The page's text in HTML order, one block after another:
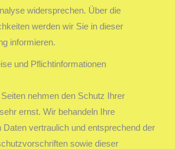
widersprechen. Über die
werden wir Sie in dieser
informieren.
und Pflichtinformationen
nehmen den Schutz Ihrer
ernst. Wir behandeln Ihre
Daten vertraulich und entsprechend der
sowie dieser